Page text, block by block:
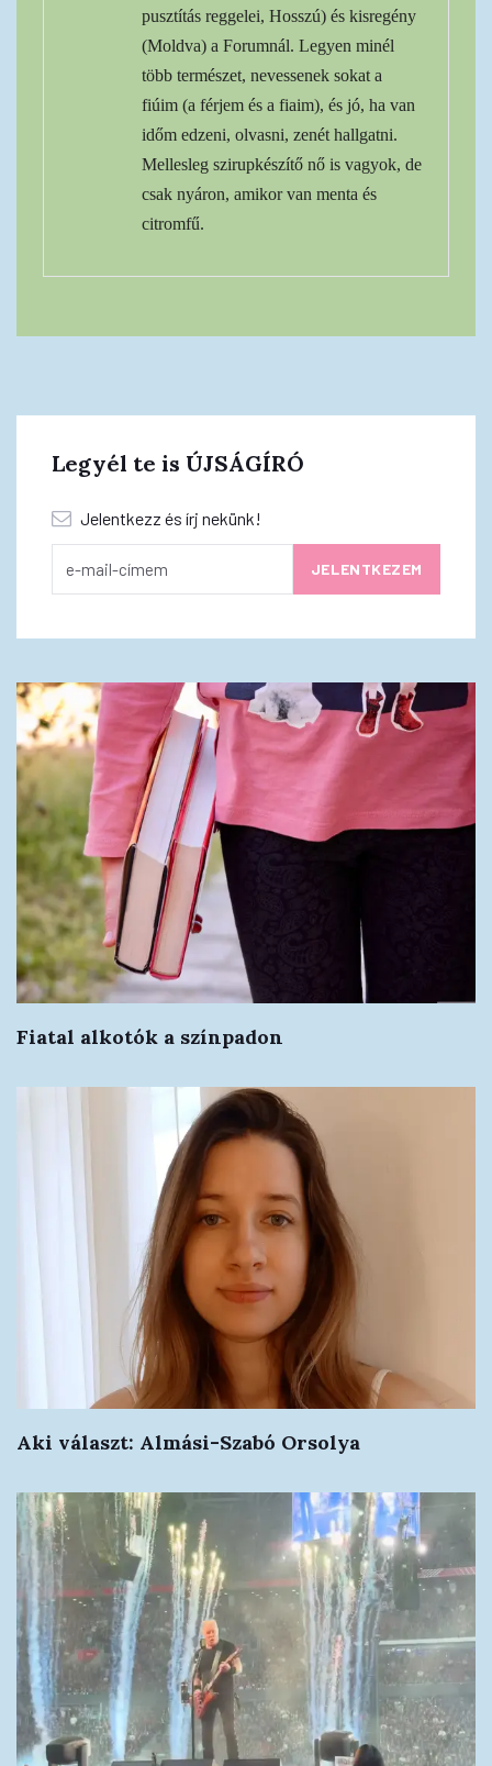
pusztítás reggelei, Hosszú) és kisregény
(Moldva) a Forumnál. Legyen minél
több természet, nevessenek sokat a
fiúim (a férjem és a fiaim), és jó, ha van
időm edzeni, olvasni, zenét hallgatni.
Mellesleg szirupkészítő nő is vagyok, de
csak nyáron, amikor van menta és
citromfű.
Legyél te is ÚJSÁGÍRÓ
Jelentkezz és írj nekünk!
Fiatal alkotók a színpadon
Aki választ: Almási-Szabó Orsolya